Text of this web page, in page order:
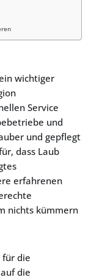
wichtiger
Service
und
und gepflegt
dass Laub
erfahrenen
nichts kümmern
für die
die